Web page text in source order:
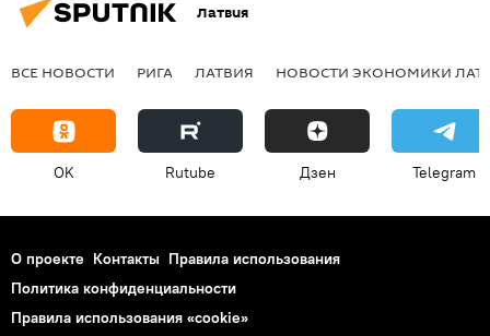
Латвия
ВСЕ НОВОСТИ РИГА ЛАТВИЯ НОВОСТИ ЭКОНОМИКИ
OK Rutube Дзен Telegram
О проекте Контакты Правила использования
Политика конфиденциальности
Правила использования «cookie»